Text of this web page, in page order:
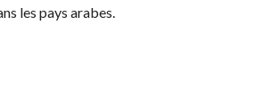
les pays arabes.